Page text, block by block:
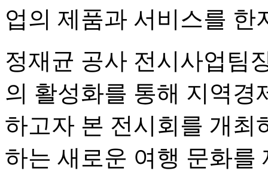
업의 제품과 서비스를 한
정재균 공사 전시사업팀
의 활성화를 통해 지역경
하고자 본 전시회를 개
하는 새로운 여행 문화를